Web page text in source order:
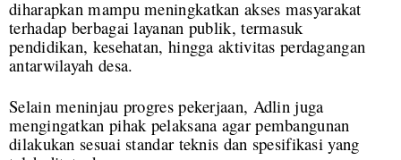
diharapkan mampu meningkatkan akses masyarakat
terhadap berbagai layanan publik, termasuk
pendidikan, kesehatan, hingga aktivitas perdagangan
antarwilayah desa.
Selain meninjau progres pekerjaan, Adlin juga
mengingatkan pihak pelaksana agar pembangunan
dilakukan sesuai standar teknis dan spesifikasi yang